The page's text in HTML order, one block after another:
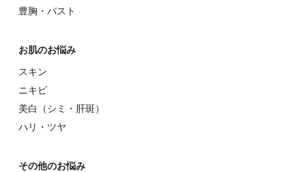
豊胸・バスト
お肌のお悩み
スキン
ニキビ
美⽩（シミ・肝斑）
ハリ・ツヤ
その他のお悩み